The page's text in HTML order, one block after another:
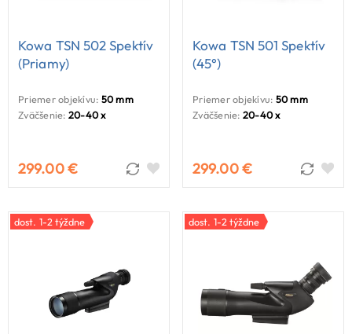
Kowa TSN 502 Spektív
(priamy)
Priemer objekívu: 50 mm
Zväčšenie: 20-40 x
299.00 €
Kowa TSN 501 Spektív
(45°)
Priemer objekívu: 50 mm
Zväčšenie: 20-40 x
299.00 €
dost. 1-2 týždne dost. 1-2 týždne